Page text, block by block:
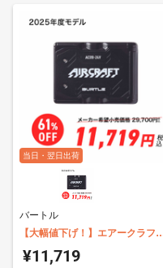
当日・翌日出荷
バートル
【大幅値下げ！】エアークラフ
専用バッテリー バートル AC09
¥11,719